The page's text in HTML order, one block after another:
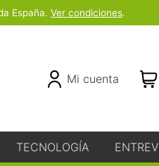
Before
España. Ver condiciones.
Header
RightMi cuenta
TECNOLOGÍA